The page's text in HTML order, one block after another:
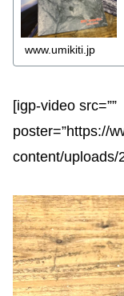
www.umikiti.jp
[igp-video src=””
poster=”https://
content/uploads/